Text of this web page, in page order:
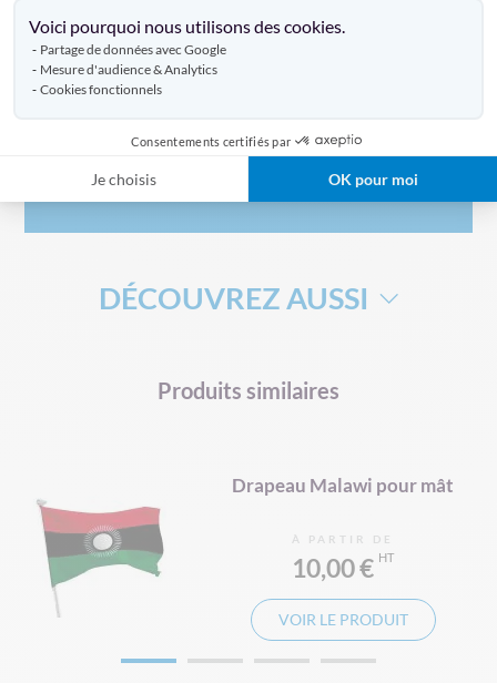
Voici pourquoi nous utilisons des cookies.
Partage de données avec Google
Mesure d'audience & Analytics
Cookies fonctionnels
Consentements certifiés par
Je choisis OK pour moi
Caractéristiques
Avis clients
DÉCOUVREZ AUSSI
Produits similaires
Drapeau Malawi pour mât
À PARTIR DE
10,00 €
VOIR LE PRODUIT